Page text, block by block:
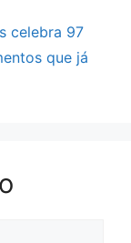
celebra 97
que já